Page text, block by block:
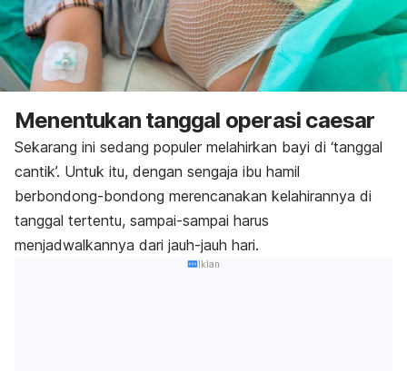
Menentukan tanggal operasi caesar
Sekarang ini sedang populer melahirkan bayi di ‘tanggal
cantik’. Untuk itu, dengan sengaja ibu hamil
berbondong-bondong merencanakan kelahirannya di
tanggal tertentu, sampai-sampai harus
menjadwalkannya dari jauh-jauh hari.
Iklan